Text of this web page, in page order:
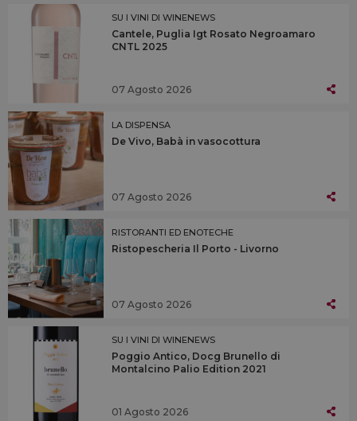
SU I VINI DI WINENEWS
Cantele, Puglia Igt Rosato Negroamaro
CNTL 2025
07 Agosto 2026
LA DISPENSA
De Vivo, Babà in vasocottura
07 Agosto 2026
RISTORANTI ED ENOTECHE
Ristopescheria Il Porto - Livorno
07 Agosto 2026
SU I VINI DI WINENEWS
Poggio Antico, Docg Brunello di
Montalcino Palio Edition 2021
01 Agosto 2026